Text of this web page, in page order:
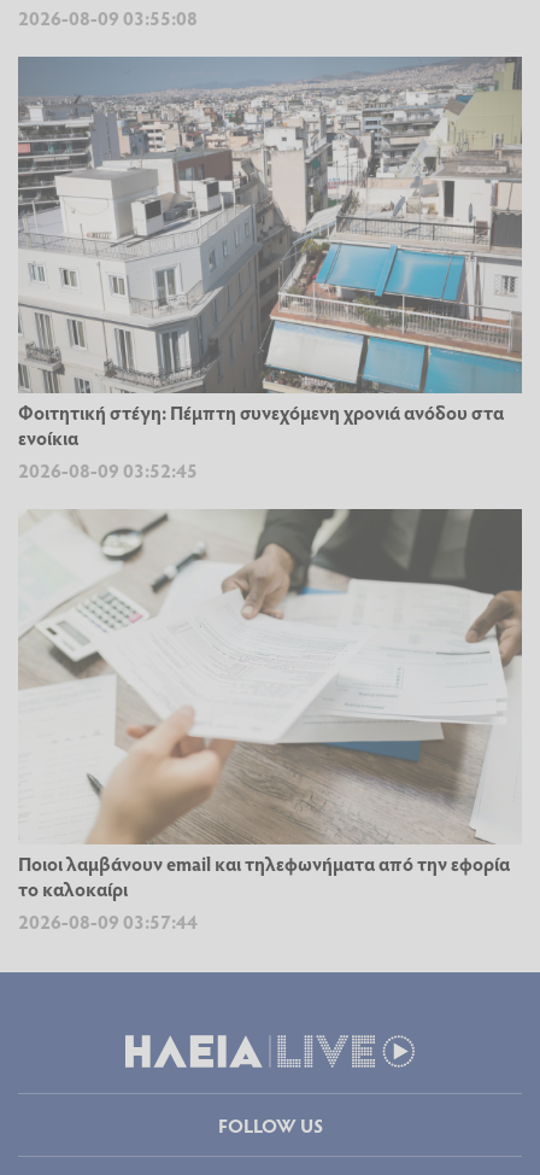
2026-08-09 03:55:08
Φοιτητική στέγη: Πέμπτη συνεχόμενη χρονιά ανόδου στα
ενοίκια
2026-08-09 03:52:45
Ποιοι λαμβάνουν email και τηλεφωνήματα από την εφορία
το καλοκαίρι
2026-08-09 03:57:44
FOLLOW US